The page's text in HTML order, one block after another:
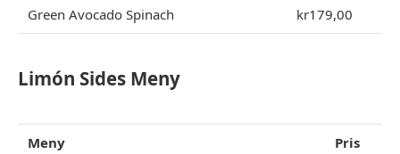
Green Avocado Spinach kr179,00
Limón Sides Meny
Meny Pris